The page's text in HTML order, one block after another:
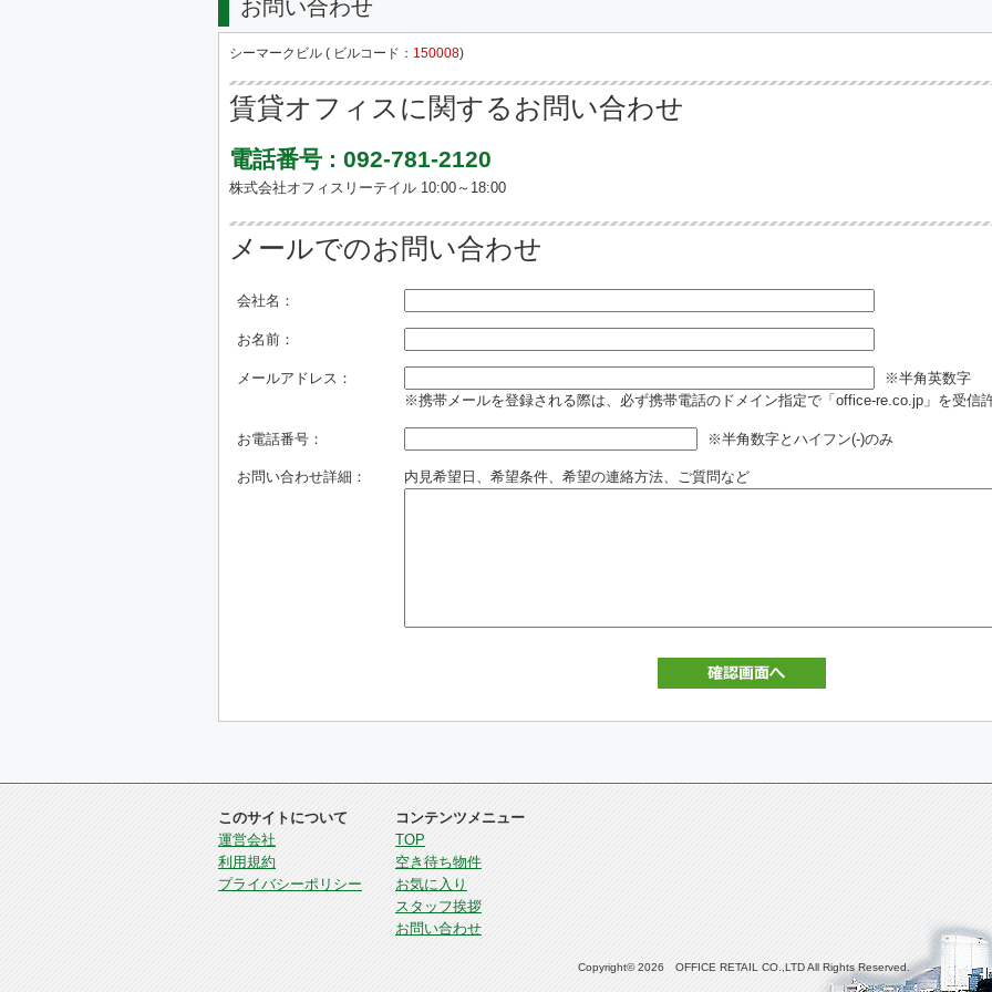
お問い合わせ
シーマークビル ( ビルコード： 150008)
賃貸オフィスに関するお問い合わせ
電話番号 : 092-781-2120
株式会社オフィスリーテイル 10:00～18:00
メールでのお問い合わせ
会社名：
お名前：
メールアドレス：
※半角英数字
※携帯メールを登録される際は、必ず携帯電話のドメイン指定で「office-re.co.jp」を受信
お電話番号： ※半角数字とハイフン(-)のみ
お問い合わせ詳細： 内見希望日、希望条件、希望の連絡方法、ご質問など
このサイトについて
運営会社
利用規約
プライバシーポリシー
コンテンツメニュー
TOP
空き待ち物件
お気に入り
スタッフ挨拶
お問い合わせ
Copyright© 2026 OFFICE RETAIL CO.,LTD All Rights Reserved.